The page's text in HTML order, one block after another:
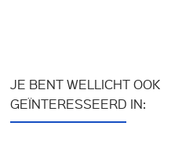
JE BENT WELLICHT OOK
GEÏNTERESSEERD IN: